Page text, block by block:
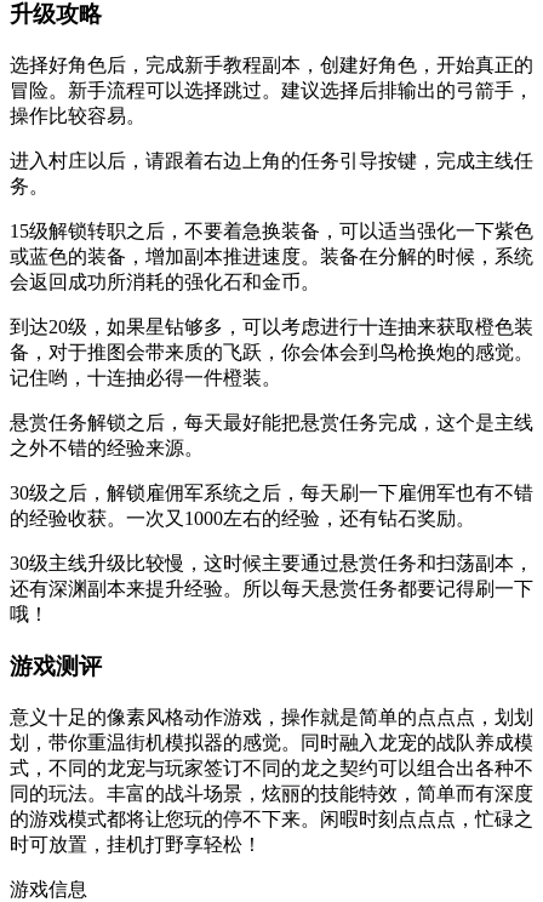
升级攻略
选择好角色后，完成新手教程副本，创建好角色，开始真正的
冒险。新手流程可以选择跳过。建议选择后排输出的弓箭手，
操作比较容易。
进入村庄以后，请跟着右边上角的任务引导按键，完成主线任
务。
15级解锁转职之后，不要着急换装备，可以适当强化一下紫色
或蓝色的装备，增加副本推进速度。装备在分解的时候，系统
会返回成功所消耗的强化石和金币。
到达20级，如果星钻够多，可以考虑进行十连抽来获取橙色装
备，对于推图会带来质的飞跃，你会体会到鸟枪换炮的感觉。
记住哟，十连抽必得一件橙装。
悬赏任务解锁之后，每天最好能把悬赏任务完成，这个是主线
之外不错的经验来源。
30级之后，解锁雇佣军系统之后，每天刷一下雇佣军也有不错
的经验收获。一次又1000左右的经验，还有钻石奖励。
30级主线升级比较慢，这时候主要通过悬赏任务和扫荡副本，
还有深渊副本来提升经验。所以每天悬赏任务都要记得刷一下
哦！
游戏测评
意义十足的像素风格动作游戏，操作就是简单的点点点，划划
划，带你重温街机模拟器的感觉。同时融入龙宠的战队养成模
式，不同的龙宠与玩家签订不同的龙之契约可以组合出各种不
同的玩法。丰富的战斗场景，炫丽的技能特效，简单而有深度
的游戏模式都将让您玩的停不下来。闲暇时刻点点点，忙碌之
时可放置，挂机打野享轻松！
游戏信息